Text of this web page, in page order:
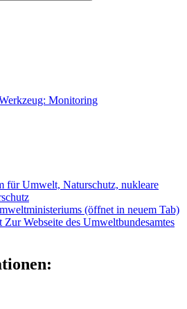
Monitoring
(öffnet in neuem Tab)
Zur Webseite des Umweltbundesamtes